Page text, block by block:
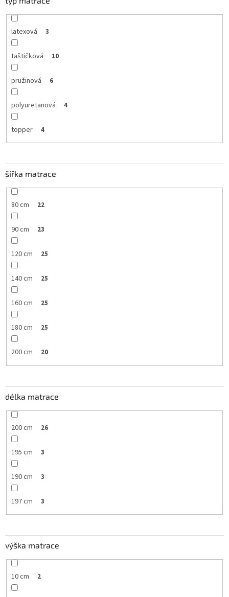
latexová 3
taštičková 10
pružinová 6
polyuretanová 4
topper 4
šířka matrace
80 cm 22
90 cm 23
120 cm 25
140 cm 25
160 cm 25
180 cm 25
200 cm 20
délka matrace
200 cm 26
195 cm 3
190 cm 3
197 cm 3
výška matrace
10 cm 2